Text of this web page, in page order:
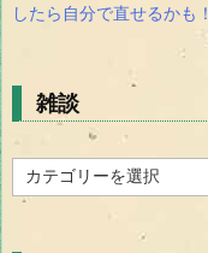
したら自分で直せるかも！
雑談
談